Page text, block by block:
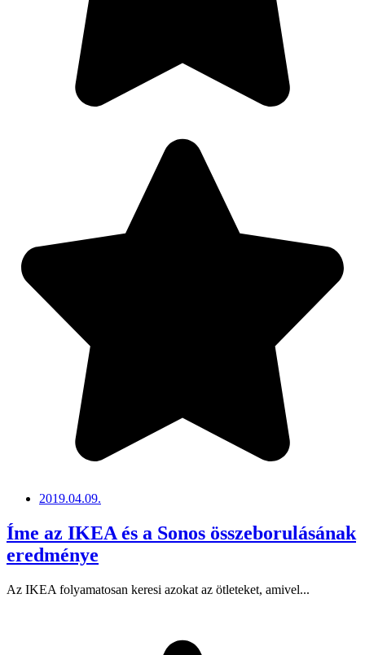
2019.04.09.
Íme az IKEA és a Sonos összeborulásának
eredménye
Az IKEA folyamatosan keresi azokat az ötleteket, amivel...